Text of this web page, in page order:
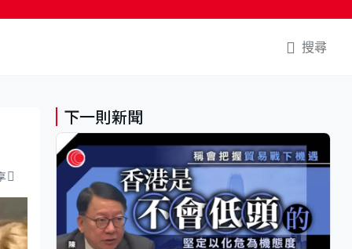
搜尋
下一則新聞